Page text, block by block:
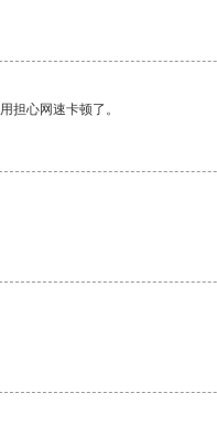
担心网速卡顿了。